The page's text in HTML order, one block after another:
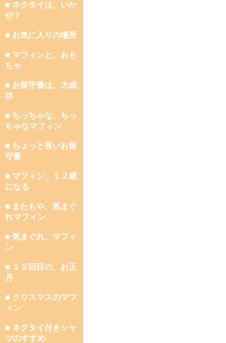
■ ネクタイは、いか
が？
■ お気に入りの場所
■ マフィンと、おも
ちゃ
■ お留守番は、大成
功
■ ちっちゃな、ちっ
ちゃなマフィン
■ ちょっと長いお留
守番
■ マフィン、１２歳
になる
■ またもや、気まぐ
れマフィン
■ 気まぐれ、マフィ
ン
■ １２回目の、お正
月
■ クリスマスのマフ
ィン
■ ネクタイ付きシャ
ツのすすめ